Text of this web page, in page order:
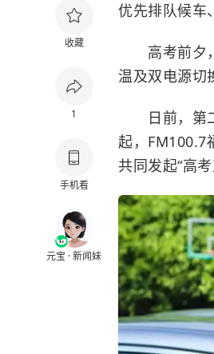
收藏
1
手机看
元宝 · 新闻妹
优先排队候车
高考前夕，
温及双电源切
日前，第二
起，FM100.7
共同发起“高